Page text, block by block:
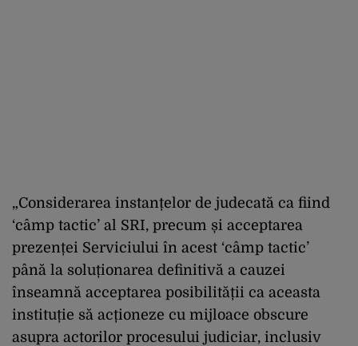
„Considerarea instanțelor de judecată ca fiind
‘câmp tactic’ al SRI, precum și acceptarea
prezenței Serviciului în acest ‘câmp tactic’
până la soluționarea definitivă a cauzei
înseamnă acceptarea posibilității ca aceasta
instituție să acționeze cu mijloace obscure
asupra actorilor procesului judiciar, inclusiv